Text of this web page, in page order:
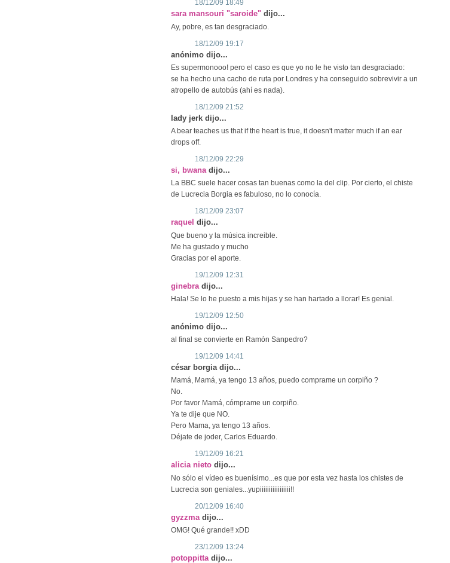
18/12/09 18:49
sara mansouri "saroide" dijo...
Ay, pobre, es tan desgraciado.
18/12/09 19:17
anónimo dijo...
Es supermonooo! pero el caso es que yo no le he visto tan desgraciado:
se ha hecho una cacho de ruta por Londres y ha conseguido sobrevivir a un
atropello de autobús (ahí es nada).
18/12/09 21:52
lady jerk dijo...
A bear teaches us that if the heart is true, it doesn't matter much if an ear
drops off.
18/12/09 22:29
si, bwana dijo...
La BBC suele hacer cosas tan buenas como la del clip. Por cierto, el chiste
de Lucrecia Borgia es fabuloso, no lo conocía.
18/12/09 23:07
raquel dijo...
Que bueno y la música increible.
Me ha gustado y mucho
Gracias por el aporte.
19/12/09 12:31
ginebra dijo...
Hala! Se lo he puesto a mis hijas y se han hartado a llorar! Es genial.
19/12/09 12:50
anónimo dijo...
al final se convierte en Ramón Sanpedro?
19/12/09 14:41
césar borgia dijo...
Mamá, Mamá, ya tengo 13 años, puedo comprame un corpiño ?
No.
Por favor Mamá, cómprame un corpiño.
Ya te dije que NO.
Pero Mama, ya tengo 13 años.
Déjate de joder, Carlos Eduardo.
19/12/09 16:21
alicia nieto dijo...
No sólo el vídeo es buenísimo...es que por esta vez hasta los chistes de
Lucrecia son geniales...yupiiiiiiiiiiiiiiiii!!
20/12/09 16:40
gyzzma dijo...
OMG! Qué grande!! xDD
23/12/09 13:24
potoppitta dijo...